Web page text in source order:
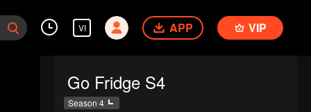
VI APP VIP
Go Fridge S4
Season 4